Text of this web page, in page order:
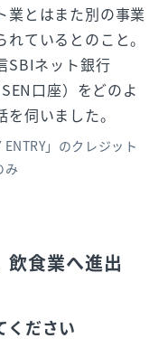
業とはまた別の事業
ているとのこと。
SBIネット銀行
口座）をどのよ
伺いました。
」のクレジット
み
飲食業へ進出
ください